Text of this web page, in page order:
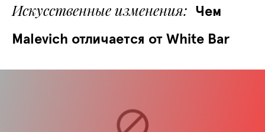
Искусственные изменения
Чем
Malevich отличается от White Bar